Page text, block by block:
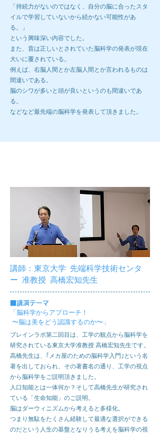
「持続力がないのではなく、自分の脳に合ったスタ
イルで学習していないから続かない可能性があ
る。」
という興味深い内容でした。
また、昔は正しいとされていた脳科学の発表が現在
大いに覆されている。
例えば、右脳人間とか左脳人間とか言われるものは
間違いである。
脳のシワが多いと頭が良いというのも間違いであ
る。
などなど最先端の脳科学を発表して頂きました。
講師：東京大学 先端科学技術センタ
ー 准教授 高橋宏知先生
講演テーマ
「脳科学からアプローチ！
〜脳は美をどう認識するのか〜」
ブレインラボ第二回目は、工学の観点から脳科学を
研究されている東京大学准教授 高橋宏知先生です。
高橋先生は、｢メカ屋のための脳科学入門｣という名
著を出しておられ、その著書名の通り、工学の視点
から脳科学をご説明頂きました。
人口知能とは一体何か？そして高橋先生が研究され
ている「生命知能」のご説明。
脳はダーウィニズムから考えると多様化。
つまり無駄をたくさん経験して最適な選択ができる
のだという人生の基盤となりうる考えを脳科学の視